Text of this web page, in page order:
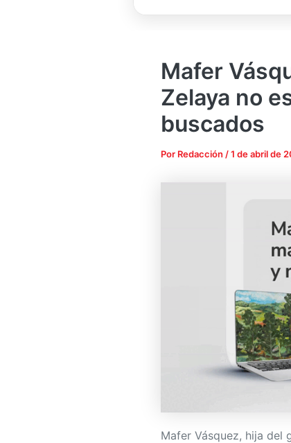
Mafer
Zelaya no
buscados
Por Redacción /1 de abril de
Mafer Vásquez, hija del